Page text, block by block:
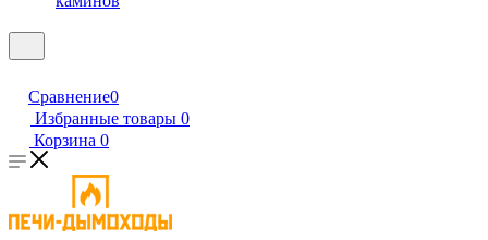
Сравнение0
Избранные товары 0
Корзина 0